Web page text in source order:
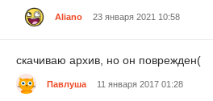
Aliano 23 января 2021 10:58
скачиваю архив, но он поврежден(
Павлуша 11 января 2017 01:28